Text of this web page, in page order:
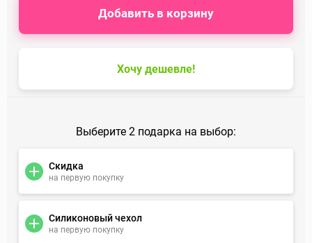
Хочу дешевле!
Добавить в корзину
Выберите 2 подарка на выбор:
Скидка
на первую покупку
Силиконовый чехол
на первую покупку